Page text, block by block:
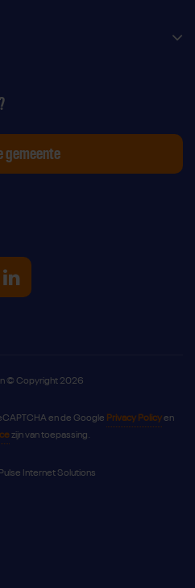
Facebook
op Instagram
Sporten op Youtube
Uniek Sporten op
gemeente
© Copyright 2026
en de Google Privacy Policyen
zijn van toepassing.
Internet Solutions